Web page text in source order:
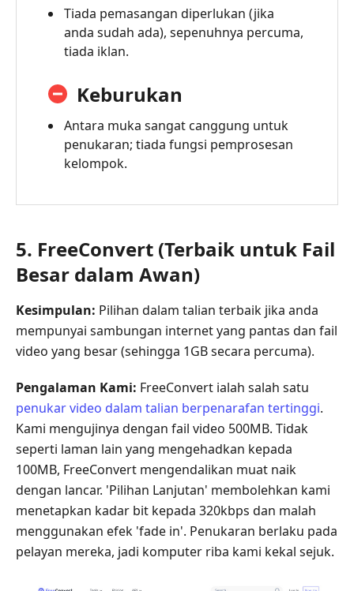
Tiada pemasangan diperlukan (jika
anda sudah ada), sepenuhnya percuma,
tiada iklan.
Keburukan
Antara muka sangat canggung untuk
penukaran; tiada fungsi pemprosesan
kelompok.
5. FreeConvert (Terbaik untuk Fail
Besar dalam Awan)
Kesimpulan: Pilihan dalam talian terbaik jika anda
mempunyai sambungan internet yang pantas dan fail
video yang besar (sehingga 1GB secara percuma).
Pengalaman Kami: FreeConvert ialah salah satu
penukar video dalam talian berpenarafan tertinggi.
Kami mengujinya dengan fail video 500MB. Tidak
seperti laman lain yang mengehadkan kepada
100MB, FreeConvert mengendalikan muat naik
dengan lancar. 'Pilihan Lanjutan' membolehkan kami
menetapkan kadar bit kepada 320kbps dan malah
menggunakan efek 'fade in'. Penukaran berlaku pada
pelayan mereka, jadi komputer riba kami kekal sejuk.